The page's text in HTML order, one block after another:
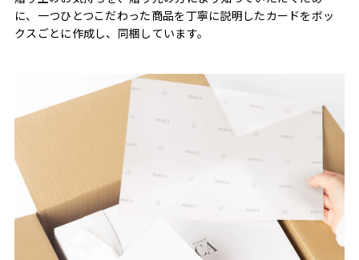
に、一つひとつこだわった商品を丁寧に説明したカードをボッ
クスごとに作成し、同梱しています。